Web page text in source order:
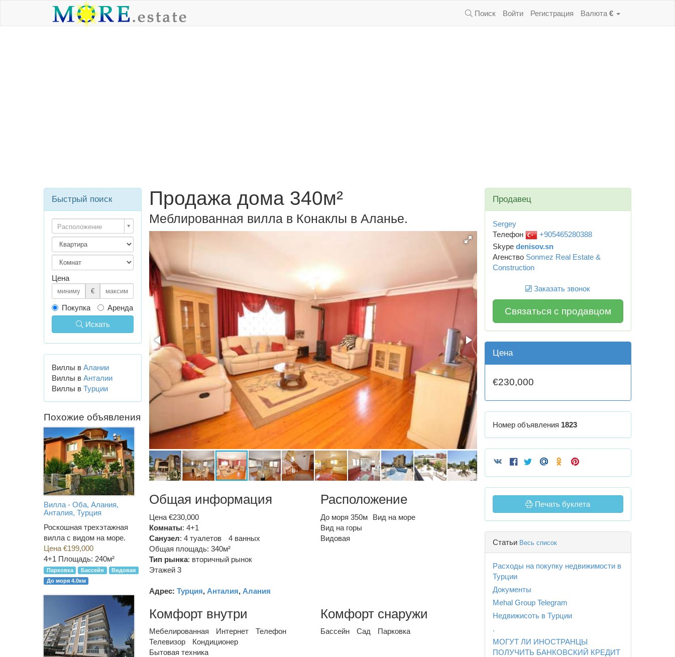
Поиск Войти Регистрация Валюта €
Продажа дома 340м²
Меблированная вилла в Конаклы в Аланье.
Общая информация
Цена €230,000
Комнаты: 4+1
Санузел: 4 туалетов
4 ванных
Общая площадь: 340м²
Тип рынка: вторичный рынок
Этажей 3
Адрес: Турция, Анталия, Алания
Расположение
До моря 350м
Вид на море
Вид на горы
Видовая
Комфорт внутри
Мебелированная Интернет
Телефон
Телевизор
Кондиционер
Бытовая техника
Комфорт снаружи
Бассейн Сад Парковка
Продавец
Sergey
Телефон
+905465280388
Skype denisov.sn
Агенство Sonmez Real Estate &
Construction
Заказать звонок
Связаться с продавцом
Цена
€230,000
Номер объявления 1823
Печать буклета
Статьи Весь список
Расходы на покупку недвижимости в
Турции
Документы
Mehal Group Telegram
Недвижисоть в Турции
.
МОГУТ ЛИ ИНОСТРАНЦЫ
ПОЛУЧИТЬ БАНКОВСКИЙ КРЕДИТ
Быстрый поиск
Расположение
Цена
€
Покупка
Аренда
Искать
Виллы в Алании
Виллы в Анталии
Виллы в Турции
Похожие объявления
Вилла - Оба, Алания,
Анталия, Турция
Роскошная трехэтажная
вилла с видом на море.
Цена €199,000
4+1 Площадь: 240м²
Парковка Бассейн
Видовая
До моря 4.0км